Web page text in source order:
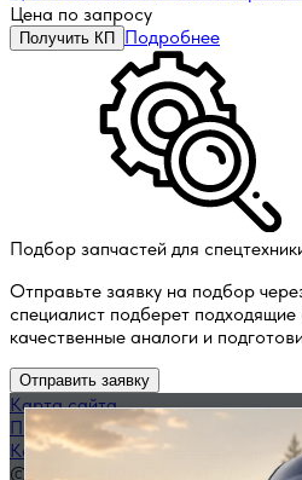
Цена по запросу
Получить КП Подробнее
Подбор запчастей для
Отправьте заявку на подбор
специалист подберет
качественные аналоги и
Отправить заявку
Карта сайта
Политика конфиденциальности
Каталог запчастей по названию
© 2014 — 2026 ООО «ВЭД»